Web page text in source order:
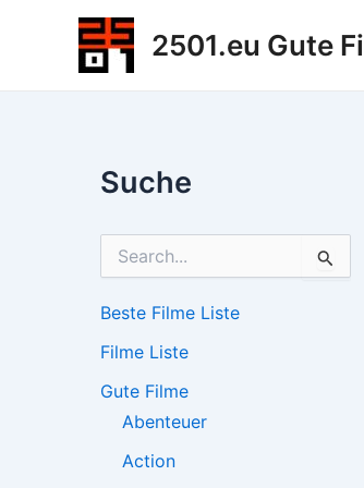
2501.eu Gute
Suche
h
n
a
Beste Filme Liste
Filme Liste
Gute Filme
Abenteuer
Action